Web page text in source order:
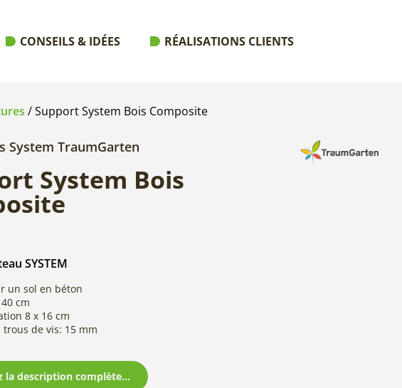
CONSEILS & IDÉES RÉALISATIONS CLIENTS
/ Support System Bois Composite
System TraumGarten
System Bois
SYSTEM
un sol en béton
cm
8 x 16 cm
trous de vis: 15 mm
la description complète...